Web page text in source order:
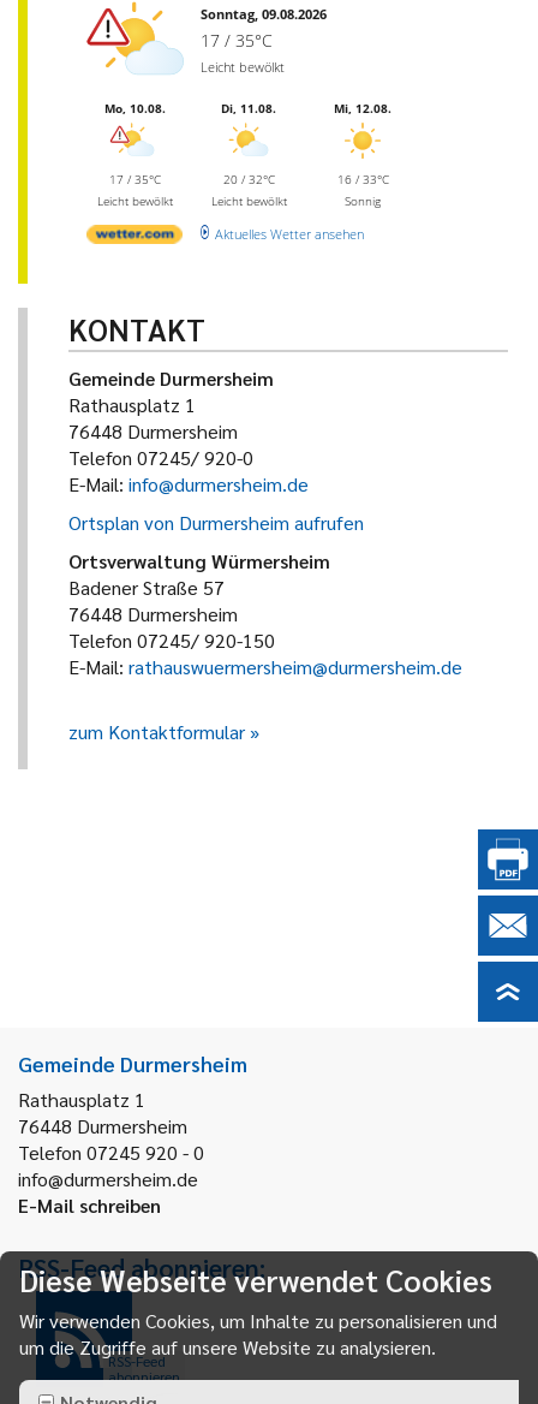
Sonntag, 09.08.2026
17 / 35°C
Leicht bewölkt
Mo, 10.08.
17 / 35°C
Leicht bewölkt
Di, 11.08.
20 / 32°C
Leicht bewölkt
Mi, 12.08.
16 / 33°C
Sonnig
Aktuelles Wetter ansehen
KONTAKT
Gemeinde Durmersheim
Rathausplatz 1
76448 Durmersheim
Telefon 07245/ 920-0
E-Mail: info@durmersheim.de
Ortsplan von Durmersheim aufrufen
Ortsverwaltung Würmersheim
Badener Straße 57
76448 Durmersheim
Telefon 07245/ 920-150
E-Mail: rathauswuermersheim@durmersheim.de
zum Kontaktformular
Gemeinde Durmersheim
Rathausplatz 1
76448 Durmersheim
Telefon 07245 920 - 0
info@durmersheim.de
E-Mail schreiben
RSS-Feed abonnieren:
RSS-Feed
abonnieren
Diese Webseite verwendet Cookies
Wir verwenden Cookies, um Inhalte zu personalisieren und
um die Zugriffe auf unsere Website zu analysieren.